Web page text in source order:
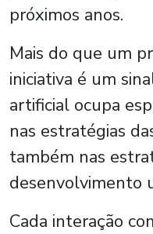
próximos anos.
Mais do que um
iniciativa é um
artificial ocupa
nas estratégias
também nas
desenvolvimento
Cada interação